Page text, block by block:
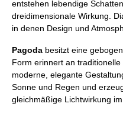
entstehen lebendige
dreidimensionale Wirkung.
in denen Design und
Pagoda besitzt eine
Form erinnert an
moderne, elegante
Sonne und Regen und
gleichmäßige Lichtwirkung im